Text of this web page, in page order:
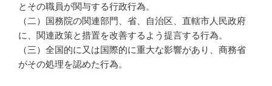
とその職員が関与する行政行為。
（二）国務院の関連部門、省、自治区、直轄市人民政府
に、関連政策と措置を改善するよう提言する行為。
（三）全国的に又は国際的に重大な影響があり、商務省
がその処理を認めた行為。